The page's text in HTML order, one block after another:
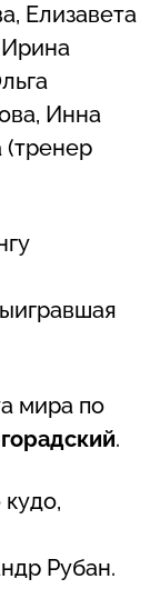
Елизавета
Ирина
Инна
(тренер
мира по
.
Рубан.